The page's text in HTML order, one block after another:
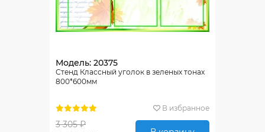
Модель: 20375
Стенд Классный уголок в зеленых тонах
800*600мм
В избранное
3 305 ₽